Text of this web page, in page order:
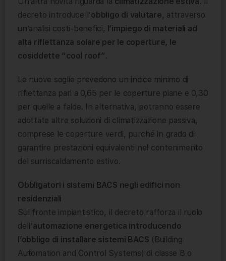
decreto introduce l’obbligo di valutare, attraverso
un’analisi costi-benefici, l’impiego di materiali ad
alta riflettanza solare per le coperture, le
cosiddette “cool roof”.
Le nuove soglie prevedono un indice minimo di
riflettanza pari a 0,65 per le coperture piane e 0,30
per quelle a falde. In alternativa, potranno essere
adottate altre soluzioni di climatizzazione passiva,
comprese le coperture verdi, purché in grado di
garantire prestazioni equivalenti nel contenimento
del surriscaldamento estivo.
Obbligatori i sistemi BACS negli edifici non
residenziali
Sul fronte impiantistico, il decreto rafforza il ruolo
dell’automazione energetica introducendo
l’obbligo di installare sistemi BACS (Building
Automation and Control Systems) di classe B o